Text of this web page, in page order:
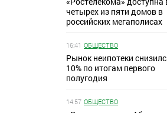
четырех из пяти домов в
российских мегаполисах
16:41 ОБЩЕСТВО
Рынок неипотеки
10% по итогам первого
полугодия
14:57 ОБЩЕСТВО